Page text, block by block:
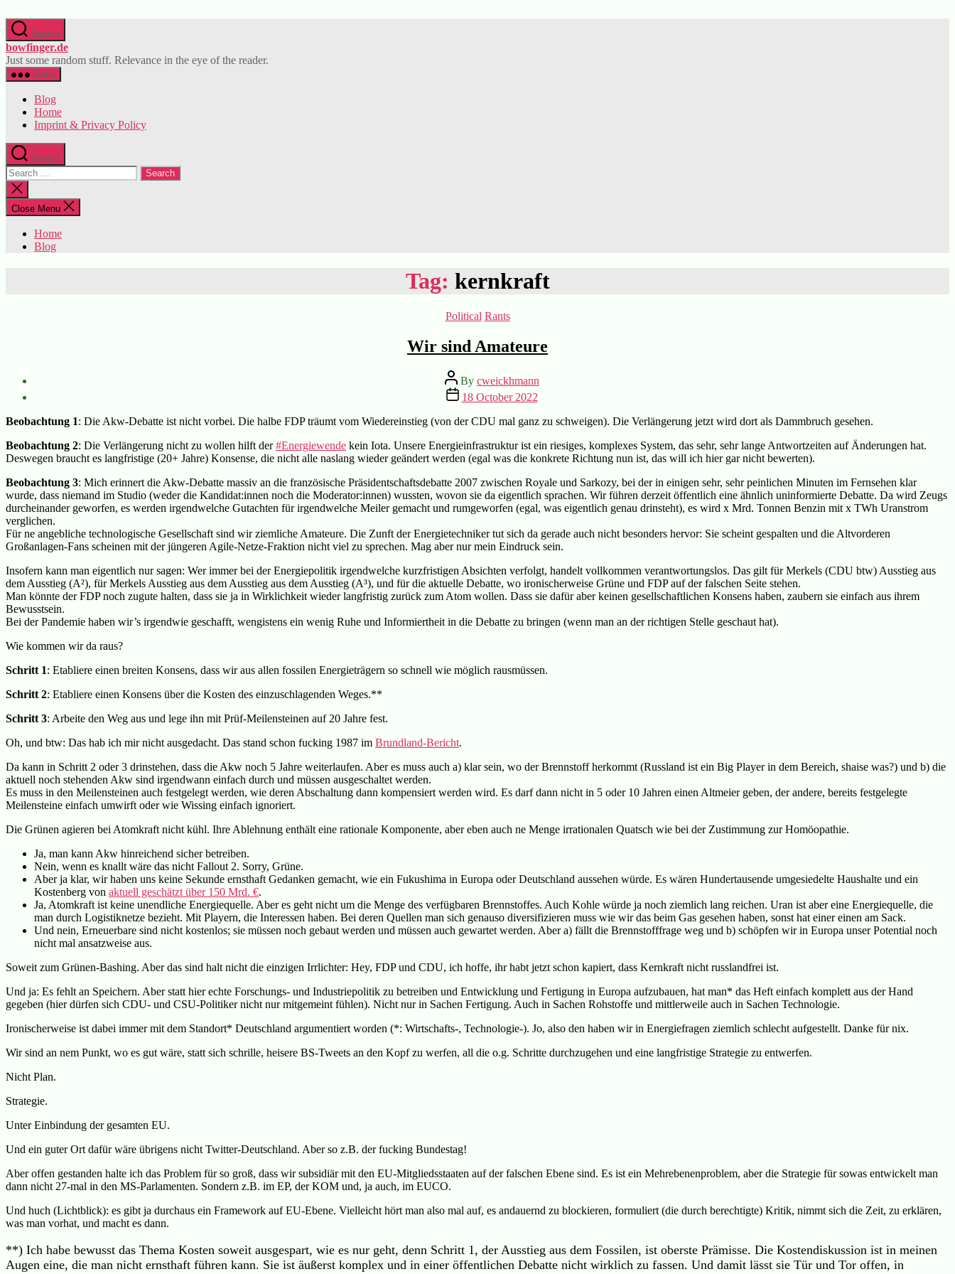
to
the
content
Search
bowfinger.de
Just some random stuff. Relevance in the eye of the reader.
Menu
Blog
Home
Imprint & Privacy Policy
Search
Search
for:
Close
search
Close Menu
Home
Blog
Tag: kernkraft
Categories
Political Rants
Wir sind Amateure
Post
author
By cweickhmann
Post
date
18 October 2022
Beobachtung 1: Die Akw-Debatte ist nicht vorbei. Die halbe FDP träumt vom Wiedereinstieg (von der CDU mal ganz zu schweigen). Die Verlängerung jetzt wird dort als Dammbruch gesehen.
Beobachtung 2: Die Verlängerung nicht zu wollen hilft der#Energiewende kein Iota. Unsere Energieinfrastruktur ist ein riesiges, komplexes System, das sehr, sehr lange Antwortzeiten auf Änderungen hat.
Deswegen braucht es langfristige (20+ Jahre) Konsense, die nicht alle naslang wieder geändert werden (egal was die konkrete Richtung nun ist, das will ich hier gar nicht bewerten).
Beobachtung 3: Mich erinnert die Akw-Debatte massiv an die französische Präsidentschaftsdebatte 2007 zwischen Royale und Sarkozy, bei der in einigen sehr, sehr peinlichen Minuten im Fernsehen klar
wurde, dass niemand im Studio (weder die Kandidat:innen noch die Moderator:innen) wussten, wovon sie da eigentlich sprachen. Wir führen derzeit öffentlich eine ähnlich uninformierte Debatte. Da wird Zeugs
durcheinander geworfen, es werden irgendwelche Gutachten für irgendwelche Meiler gemacht und rumgeworfen (egal, was eigentlich genau drinsteht), es wird x Mrd. Tonnen Benzin mit x TWh Uranstrom
verglichen.
Für ne angebliche technologische Gesellschaft sind wir ziemliche Amateure. Die Zunft der Energietechniker tut sich da gerade auch nicht besonders hervor: Sie scheint gespalten und die Altvorderen
Großanlagen-Fans scheinen mit der jüngeren Agile-Netze-Fraktion nicht viel zu sprechen. Mag aber nur mein Eindruck sein.
Insofern kann man eigentlich nur sagen: Wer immer bei der Energiepolitik irgendwelche kurzfristigen Absichten verfolgt, handelt vollkommen verantwortungslos. Das gilt für Merkels (CDU btw) Ausstieg aus
dem Ausstieg (A²), für Merkels Ausstieg aus dem Ausstieg aus dem Ausstieg (A³), und für die aktuelle Debatte, wo ironischerweise Grüne und FDP auf der falschen Seite stehen.
Man könnte der FDP noch zugute halten, dass sie ja in Wirklichkeit wieder langfristig zurück zum Atom wollen. Dass sie dafür aber keinen gesellschaftlichen Konsens haben, zaubern sie einfach aus ihrem
Bewusstsein.
Bei der Pandemie haben wir’s irgendwie geschafft, wengistens ein wenig Ruhe und Informiertheit in die Debatte zu bringen (wenn man an der richtigen Stelle geschaut hat).
Wie kommen wir da raus?
Schritt 1: Etabliere einen breiten Konsens, dass wir aus allen fossilen Energieträgern so schnell wie möglich rausmüssen.
Schritt 2: Etabliere einen Konsens über die Kosten des einzuschlagenden Weges.**
Schritt 3: Arbeite den Weg aus und lege ihn mit Prüf-Meilensteinen auf 20 Jahre fest.
Oh, und btw: Das hab ich mir nicht ausgedacht. Das stand schon fucking 1987 im Brundland-Bericht.
Da kann in Schritt 2 oder 3 drinstehen, dass die Akw noch 5 Jahre weiterlaufen. Aber es muss auch a) klar sein, wo der Brennstoff herkommt (Russland ist ein Big Player in dem Bereich, shaise was?) und b) die
aktuell noch stehenden Akw sind irgendwann einfach durch und müssen ausgeschaltet werden.
Es muss in den Meilensteinen auch festgelegt werden, wie deren Abschaltung dann kompensiert werden wird. Es darf dann nicht in 5 oder 10 Jahren einen Altmeier geben, der andere, bereits festgelegte
Meilensteine einfach umwirft oder wie Wissing einfach ignoriert.
Die Grünen agieren bei Atomkraft nicht kühl. Ihre Ablehnung enthält eine rationale Komponente, aber eben auch ne Menge irrationalen Quatsch wie bei der Zustimmung zur Homöopathie.
Ja, man kann Akw hinreichend sicher betreiben.
Nein, wenn es knallt wäre das nicht Fallout 2. Sorry, Grüne.
Aber ja klar, wir haben uns keine Sekunde ernsthaft Gedanken gemacht, wie ein Fukushima in Europa oder Deutschland aussehen würde. Es wären Hundertausende umgesiedelte Haushalte und ein
Kostenberg von aktuell geschätzt über 150 Mrd. €.
Ja, Atomkraft ist keine unendliche Energiequelle. Aber es geht nicht um die Menge des verfügbaren Brennstoffes. Auch Kohle würde ja noch ziemlich lang reichen. Uran ist aber eine Energiequelle, die
man durch Logistiknetze bezieht. Mit Playern, die Interessen haben. Bei deren Quellen man sich genauso diversifizieren muss wie wir das beim Gas gesehen haben, sonst hat einer einen am Sack.
Und nein, Erneuerbare sind nicht kostenlos; sie müssen noch gebaut werden und müssen auch gewartet werden. Aber a) fällt die Brennstofffrage weg und b) schöpfen wir in Europa unser Potential noch
nicht mal ansatzweise aus.
Soweit zum Grünen-Bashing. Aber das sind halt nicht die einzigen Irrlichter: Hey, FDP und CDU, ich hoffe, ihr habt jetzt schon kapiert, dass Kernkraft nicht russlandfrei ist.
Und ja: Es fehlt an Speichern. Aber statt hier echte Forschungs- und Industriepolitik zu betreiben und Entwicklung und Fertigung in Europa aufzubauen, hat man* das Heft einfach komplett aus der Hand
gegeben (hier dürfen sich CDU- und CSU-Politiker nicht nur mitgemeint fühlen). Nicht nur in Sachen Fertigung. Auch in Sachen Rohstoffe und mittlerweile auch in Sachen Technologie.
Ironischerweise ist dabei immer mit dem Standort* Deutschland argumentiert worden (*: Wirtschafts-, Technologie-). Jo, also den haben wir in Energiefragen ziemlich schlecht aufgestellt. Danke für nix.
Wir sind an nem Punkt, wo es gut wäre, statt sich schrille, heisere BS-Tweets an den Kopf zu werfen, all die o.g. Schritte durchzugehen und eine langfristige Strategie zu entwerfen.
Nicht Plan.
Strategie.
Unter Einbindung der gesamten EU.
Und ein guter Ort dafür wäre übrigens nicht Twitter-Deutschland. Aber so z.B. der fucking Bundestag!
Aber offen gestanden halte ich das Problem für so groß, dass wir subsidiär mit den EU-Mitgliedsstaaten auf der falschen Ebene sind. Es ist ein Mehrebenenproblem, aber die Strategie für sowas entwickelt man
dann nicht 27-mal in den MS-Parlamenten. Sondern z.B. im EP, der KOM und, ja auch, im EUCO.
Und huch (Lichtblick): es gibt ja durchaus ein Framework auf EU-Ebene. Vielleicht hört man also mal auf, es andauernd zu blockieren, formuliert (die durch berechtigte) Kritik, nimmt sich die Zeit, zu erklären,
was man vorhat, und macht es dann.
**) Ich habe bewusst das Thema Kosten soweit ausgespart, wie es nur geht, denn Schritt 1, der Ausstieg aus dem Fossilen, ist oberste Prämisse. Die Kostendiskussion ist in meinen
Augen eine, die man nicht ernsthaft führen kann. Sie ist äußerst komplex und in einer öffentlichen Debatte nicht wirklich zu fassen. Und damit lässt sie Tür und Tor offen, in